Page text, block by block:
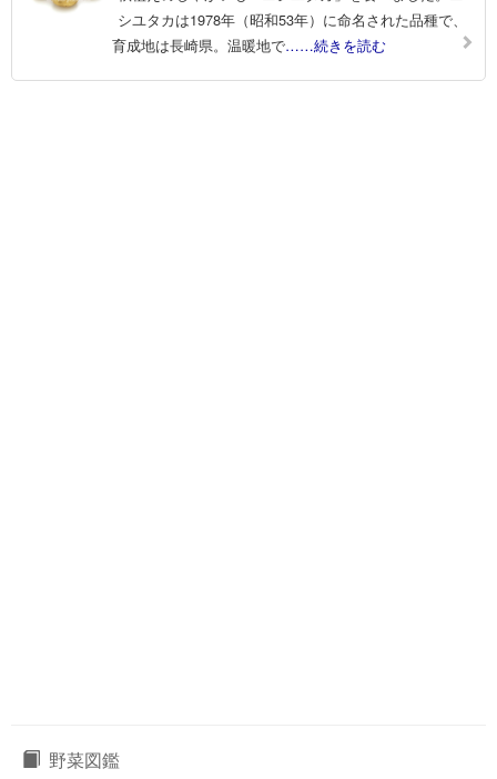
シユタカは1978年（昭和53年）に命名された品種で、
育成地は長崎県。温暖地で……続きを読む
野菜図鑑